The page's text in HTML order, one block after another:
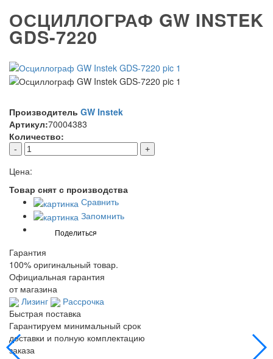
ОСЦИЛЛОГРАФ GW INSTEK
GDS-7220
Производитель GW Instek
Артикул:70004383
Количество:
- +
Цена:
Товар снят с производства
Сравнить
Запомнить
Гарантия
100% оригинальный товар.
Официальная гарантия
от магазина
Лизинг
Рассрочка
Быстрая поставка
Гарантируем минимальный срок
доставки и полную комплектацию
заказа